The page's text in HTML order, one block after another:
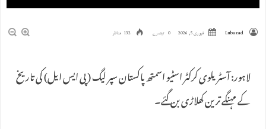
Lubazad فروری 5, 2026 0 تبصرے 132 مناظر
لاہور: آسٹریلوی کرکٹر اسٹیو اسمتھ پاکستان سپر لیگ ( پی ایس ایل) کی تاریخ
کے مہنگے ترین کھلاڑی بن گئے۔